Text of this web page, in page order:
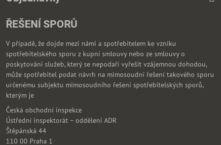
ŘEŠENÍ SPORŮ
V případě, že dojde mezi námi a spotřebitelem ke vzniku
spotřebitelského sporu z kupní smlouvy nebo ze smlouvy o
poskytování služeb, který se nepodaří vyřešit vzájemnou dohodou,
může spotřebitel podat návrh na mimosoudní řešení takového sporu
určenému subjektu mimosoudního řešení spotřebitelských sporů,
kterým je
Česká obchodní inspekce
Ústřední inspektorát – oddělení ADR
Štěpánská 44
110 00 Praha 1